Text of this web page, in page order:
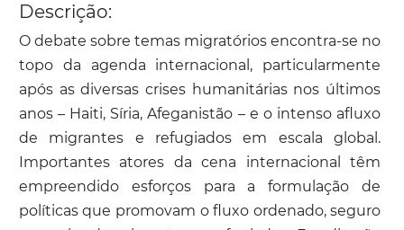
Descrição:
O debate sobre temas migratórios encontra-se no
topo da agenda internacional, particularmente
após as diversas crises humanitárias nos últimos
anos – Haiti, Síria, Afeganistão – e o intenso afluxo
de migrantes e refugiados em escala global.
Importantes atores da cena internacional têm
empreendido esforços para a formulação de
políticas que promovam o fluxo ordenado, seguro